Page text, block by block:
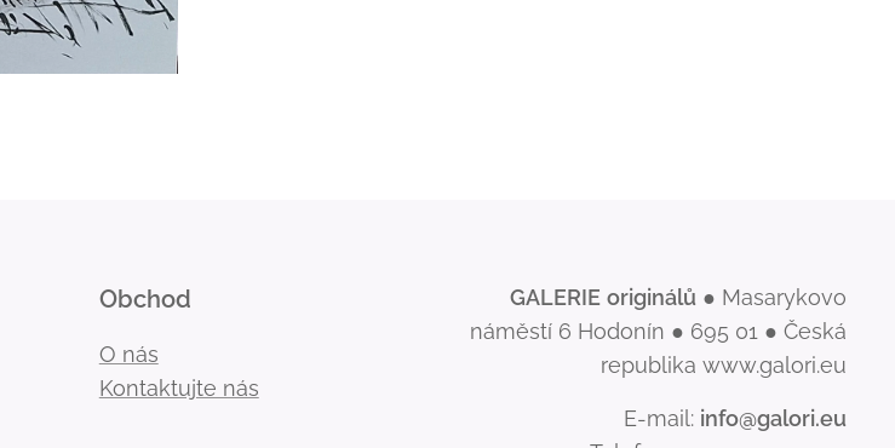
Obchod
O nás
Kontaktujte nás
GALERIE originálů● Masarykovo
náměstí 6 Hodonín ● 695 01 ● Česká
republika www.galori.eu
E-mail: info@galori.eu